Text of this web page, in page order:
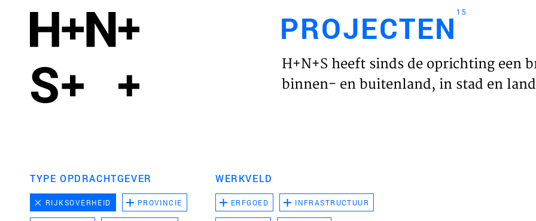
HOME
PROJECTEN 15
H+N+S heeft sinds de oprichting een
binnen- en buitenland, in stad en
TYPE OPDRACHTGEVER
RIJKSOVERHEID PROVINCIE
WERKVELD
ERFGOED INFRASTRUCTUUR